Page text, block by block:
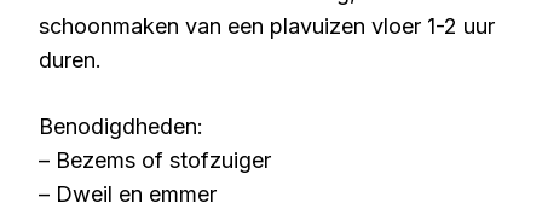
schoonmaken van een plavuizen vloer 1-2 uur
duren.
Benodigdheden:
– Bezems of stofzuiger
– Dweil en emmer